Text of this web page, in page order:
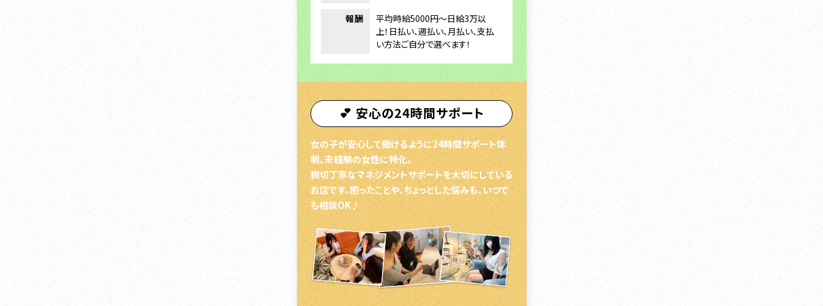
報酬
平均時給5000円～日給3万以
上！日払い、週払い、月払い、支払
い方法ご自分で選べます！
💕 安心の24時間サポート
女の子が安心して働けるように24時間サポート体
制、未経験の女性に特化。
親切丁寧なマネジメントサポートを大切にしている
お店です。困ったことや、ちょっとした悩みも、いつで
も相談OK♪